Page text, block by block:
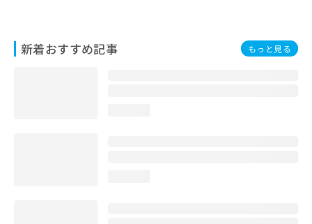
新着おすすめ記事 もっと見る
合